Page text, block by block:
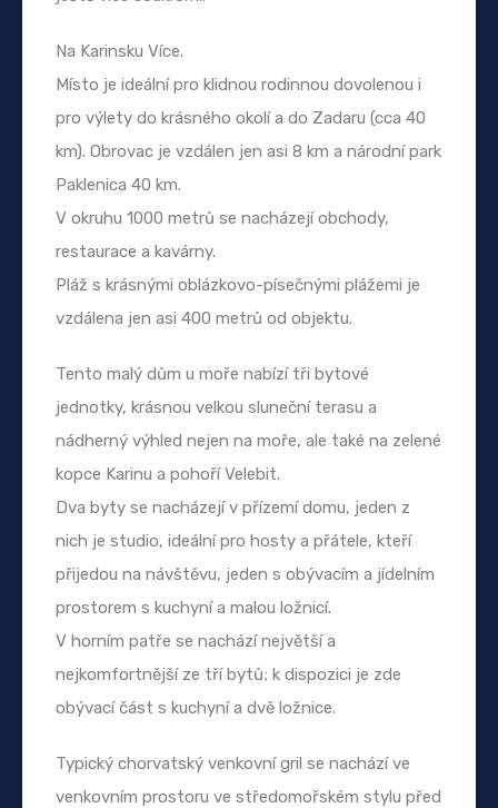
Na Karinsku Více.
Místo je ideální pro klidnou rodinnou dovolenou i
pro výlety do krásného okolí a do Zadaru (cca 40
km). Obrovac je vzdálen jen asi 8 km a národní park
Paklenica 40 km.
V okruhu 1000 metrů se nacházejí obchody,
restaurace a kavárny.
Pláž s krásnými oblázkovo-písečnými plážemi je
vzdálena jen asi 400 metrů od objektu.
Tento malý dům u moře nabízí tři bytové
jednotky, krásnou velkou sluneční terasu a
nádherný výhled nejen na moře, ale také na zelené
kopce Karinu a pohoří Velebit.
Dva byty se nacházejí v přízemí domu, jeden z
nich je studio, ideální pro hosty a přátele, kteří
přijedou na návštěvu, jeden s obývacím a jídelním
prostorem s kuchyní a malou ložnicí.
V horním patře se nachází největší a
nejkomfortnější ze tří bytů; k dispozici je zde
obývací část s kuchyní a dvě ložnice.
Typický chorvatský venkovní gril se nachází ve
venkovním prostoru ve středomořském stylu před